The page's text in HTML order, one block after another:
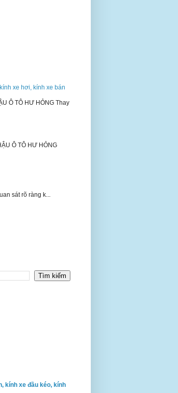
xe hơi, kính xe bán
Ô TÔ HƯ HỎNG Thay
Ô TÔ HƯ HỎNG
sát rõ ràng k...
kính xe đầu kéo, kính